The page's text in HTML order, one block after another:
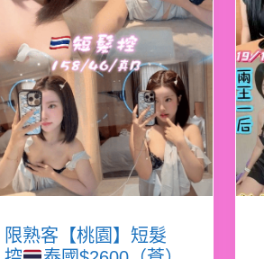
限熟客【桃園】短髮